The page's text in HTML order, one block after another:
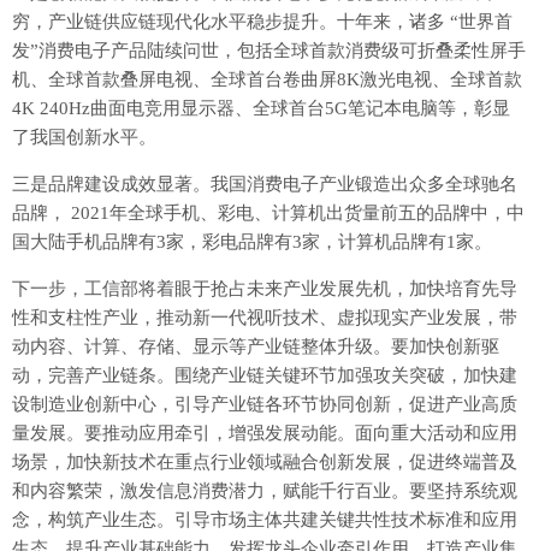
穷，产业链供应链现代化水平稳步提升。十年来，诸多 “世界首
发”消费电子产品陆续问世，包括全球首款消费级可折叠柔性屏手
机、全球首款叠屏电视、全球首台卷曲屏8K激光电视、全球首款
4K 240Hz曲面电竞用显示器、全球首台5G笔记本电脑等，彰显
了我国创新水平。
三是品牌建设成效显著。我国消费电子产业锻造出众多全球驰名
品牌， 2021年全球手机、彩电、计算机出货量前五的品牌中，中
国大陆手机品牌有3家，彩电品牌有3家，计算机品牌有1家。
下一步，工信部将着眼于抢占未来产业发展先机，加快培育先导
性和支柱性产业，推动新一代视听技术、虚拟现实产业发展，带
动内容、计算、存储、显示等产业链整体升级。要加快创新驱
动，完善产业链条。围绕产业链关键环节加强攻关突破，加快建
设制造业创新中心，引导产业链各环节协同创新，促进产业高质
量发展。要推动应用牵引，增强发展动能。面向重大活动和应用
场景，加快新技术在重点行业领域融合创新发展，促进终端普及
和内容繁荣，激发信息消费潜力，赋能千行百业。要坚持系统观
念，构筑产业生态。引导市场主体共建关键共性技术标准和应用